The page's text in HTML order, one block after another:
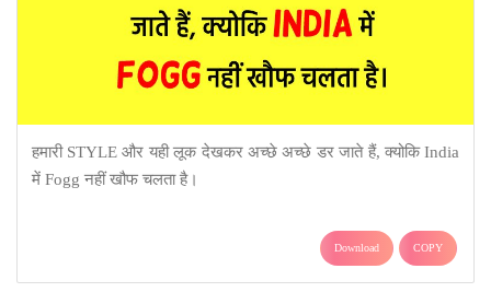
हमारी STYLE और यही लूक देखकर अच्छे अच्छे डर जाते हैं, क्योकि India
में Fogg नहीं खौफ चलता है।
Download COPY